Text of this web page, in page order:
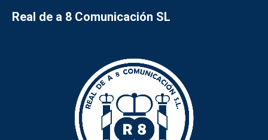
Real de a 8 Comunicación SL